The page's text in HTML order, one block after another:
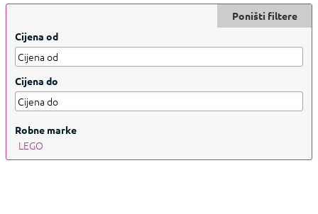
Cijena od
Cijena do
Robne marke
LEGO
Poništi filtere